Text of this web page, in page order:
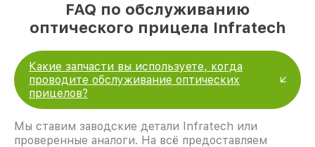
FAQ по обслуживанию
оптического прицела Infratech
Какие запчасти вы используете, когда
проводите обслуживание оптических
прицелов?
Мы ставим заводские детали Infratech или
проверенные аналоги. На всё предоставляем